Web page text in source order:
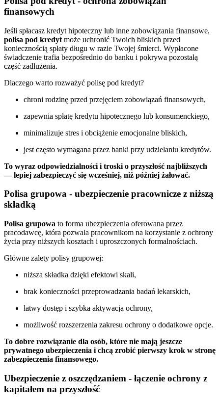
finansowych
Jeśli spłacasz kredyt hipoteczny lub inne zobowiązania finansowe,
polisa pod kredyt może uchronić Twoich bliskich przed
koniecznością spłaty długu w razie Twojej śmierci. Wypłacone
świadczenie trafia bezpośrednio do banku i pokrywa pozostałą
część zadłużenia.
Dlaczego warto rozważyć polisę pod kredyt?
chroni rodzinę przed przejęciem zobowiązań finansowych,
zapewnia spłatę kredytu hipotecznego lub konsumenckiego,
minimalizuje stres i obciążenie emocjonalne bliskich,
jest często wymagana przez banki przy udzielaniu kredytów.
To wyraz odpowiedzialności i troski o przyszłość najbliższych
— lepiej zabezpieczyć się wcześniej, niż później żałować.
Polisa grupowa - ubezpieczenie pracownicze z niższą
składką
Polisa grupowa to forma ubezpieczenia oferowana przez
pracodawcę, która pozwala pracownikom na korzystanie z ochrony
życia przy niższych kosztach i uproszczonych formalnościach.
Główne zalety polisy grupowej:
niższa składka dzięki efektowi skali,
brak konieczności przeprowadzania badań lekarskich,
łatwy dostęp i szybka aktywacja ochrony,
możliwość rozszerzenia zakresu ochrony o dodatkowe opcje.
To dobre rozwiązanie dla osób, które nie mają jeszcze
prywatnego ubezpieczenia i chcą zrobić pierwszy krok w stronę
zabezpieczenia finansowego.
Ubezpieczenie z oszczędzaniem - łączenie ochrony z
kapitałem na przyszłość